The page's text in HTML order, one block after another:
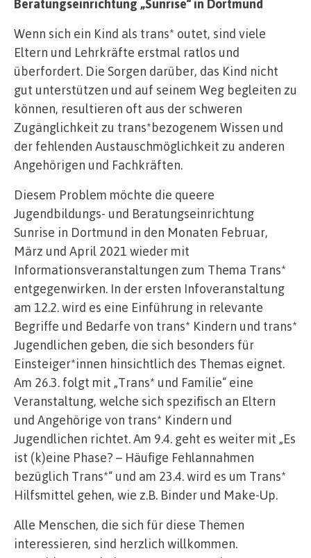
Beratungseinrichtung „Sunrise“ in Dortmund
Wenn sich ein Kind als trans* outet, sind viele
Eltern und Lehrkräfte erstmal ratlos und
überfordert. Die Sorgen darüber, das Kind nicht
gut unterstützen und auf seinem Weg begleiten zu
können, resultieren oft aus der schweren
Zugänglichkeit zu trans*bezogenem Wissen und
der fehlenden Austauschmöglichkeit zu anderen
Angehörigen und Fachkräften.
Diesem Problem möchte die queere
Jugendbildungs- und Beratungseinrichtung
Sunrise in Dortmund in den Monaten Februar,
März und April 2021 wieder mit
Informationsveranstaltungen zum Thema Trans*
entgegenwirken. In der ersten Infoveranstaltung
am 12.2. wird es eine Einführung in relevante
Begriffe und Bedarfe von trans* Kindern und trans*
Jugendlichen geben, die sich besonders für
Einsteiger*innen hinsichtlich des Themas eignet.
Am 26.3. folgt mit „Trans* und Familie“ eine
Veranstaltung, welche sich spezifisch an Eltern
und Angehörige von trans* Kindern und
Jugendlichen richtet. Am 9.4. geht es weiter mit „Es
ist (k)eine Phase? – Häufige Fehlannahmen
bezüglich Trans*“ und am 23.4. wird es um Trans*
Hilfsmittel gehen, wie z.B. Binder und Make-Up.
Alle Menschen, die sich für diese Themen
interessieren, sind herzlich willkommen.